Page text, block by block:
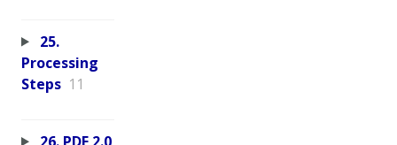
25.
Processing
Steps 11
26. PDF 2.0